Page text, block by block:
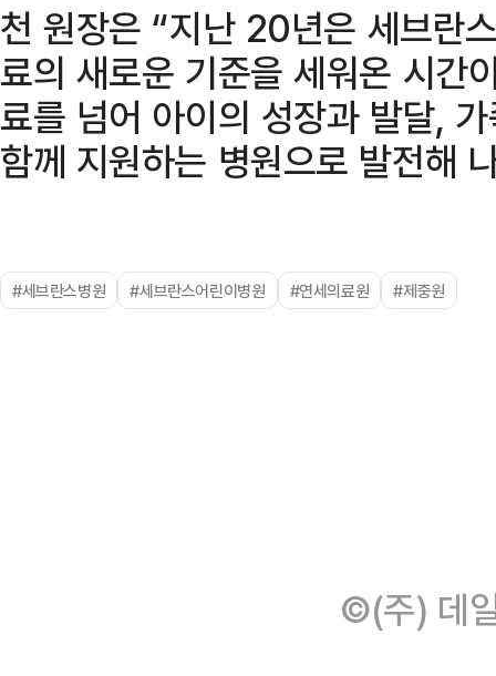
천 원장은 “지난 20년은 세브란
료의 새로운 기준을 세워온 시간
료를 넘어 아이의 성장과 발달,
함께 지원하는 병원으로 발전해
#세브란스병원 #세브란스어린이병원 #연세의료원 #제중원
©(주) 데